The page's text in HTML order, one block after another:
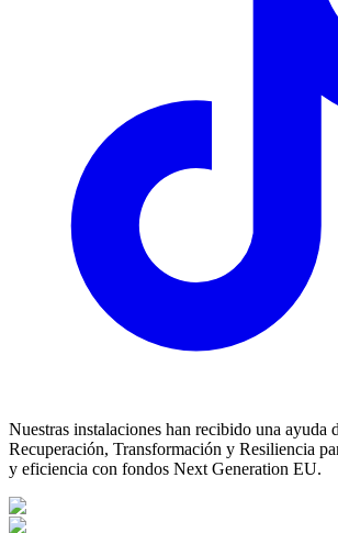
Nuestras instalaciones han recibido una ayuda
Recuperación, Transformación y Resiliencia
y eficiencia con fondos Next Generation EU.